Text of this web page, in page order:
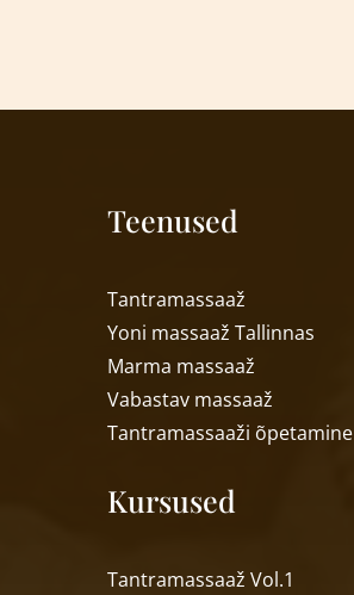
Teenused
Tantramassaaž
Yoni massaaž Tallinnas
Marma massaaž
Vabastav massaaž
Tantramassaaži õpetamine
Kursused
Tantramassaaž Vol.1